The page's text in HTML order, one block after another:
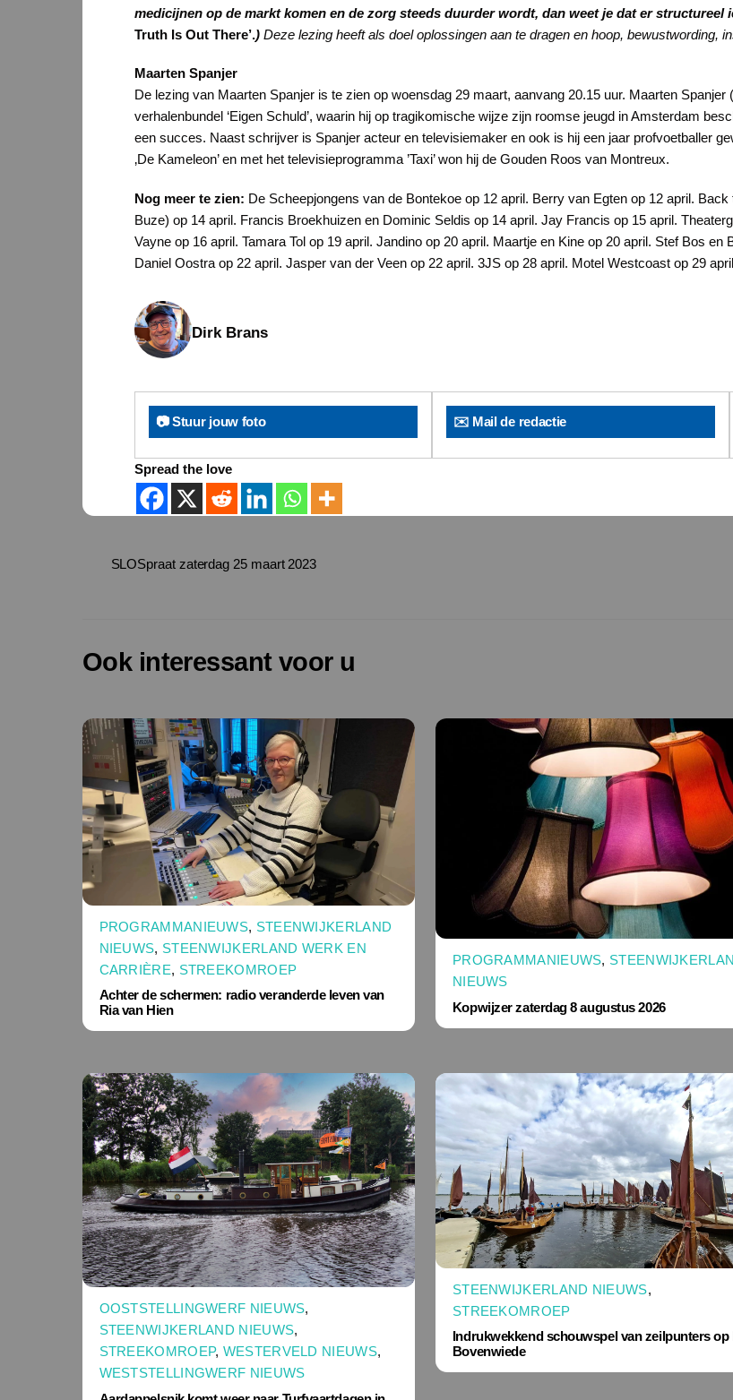
medicijnen op de markt komen en de zorg steeds duurder wordt, dan weet je dat er structureel
Truth Is Out There’.) Deze lezing heeft als doel oplossingen aan te dragen en hoop, bewustwording,
Maarten Spanjer
De lezing van Maarten Spanjer is te zien op woensdag 29 maart, aanvang 20.15 uur. Maarten
verhalenbundel ‘Eigen Schuld’, waarin hij op tragikomische wijze zijn roomse jeugd in Amsterdam
een succes. Naast schrijver is Spanjer acteur en televisiemaker en ook is hij een jaar profvoetballer
‚De Kameleon’ en met het televisieprogramma ’Taxi’ won hij de Gouden Roos van Montreux.
Nog meer te zien: De Scheepjongens van de Bontekoe op 12 april. Berry van Egten op 12 april.
Buze) op 14 april. Francis Broekhuizen en Dominic Seldis op 14 april. Jay Francis op 15 april.
Vayne op 16 april. Tamara Tol op 19 april. Jandino op 20 april. Maartje en Kine op 20 april. Stef Bos
Daniel Oostra op 22 april. Jasper van der Veen op 22 april. 3JS op 28 april. Motel Westcoast op 29
Dirk Brans
📷 Stuur jouw foto ✉️ Mail de redactie
Spread the love
SLOSpraat zaterdag 25 maart 2023
Ook interessant voor u
PROGRAMMANIEUWS, STEENWIJKERLAND
NIEUWS, STEENWIJKERLAND WERK EN
CARRIÈRE, STREEKOMROEP
Achter de schermen: radio veranderde leven van
Ria van Hien
PROGRAMMANIEUWS,
NIEUWS
Kopwijzer zaterdag 8 augustus 2026
OOSTSTELLINGWERF NIEUWS,
STEENWIJKERLAND NIEUWS,
STREEKOMROEP, WESTERVELD NIEUWS,
WESTSTELLINGWERF NIEUWS
STEENWIJKERLAND NIEUWS,
STREEKOMROEP
Indrukwekkend schouwspel van zeilpunters op
Bovenwiede